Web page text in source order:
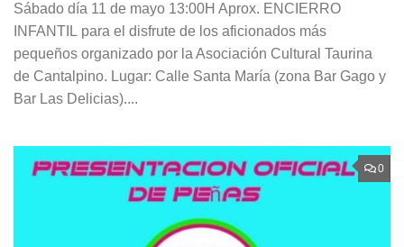
Sábado día 11 de mayo 13:00H Aprox. ENCIERRO
INFANTIL para el disfrute de los aficionados más
pequeños organizado por la Asociación Cultural Taurina
de Cantalpino. Lugar: Calle Santa María (zona Bar Gago y
Bar Las Delicias)....
0